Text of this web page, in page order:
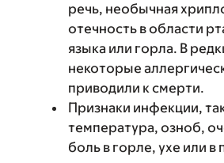
речь, необычная
отечность в области
языка или горла. В
некоторые
приводили к смерти.
Признаки инфекции,
температура, озноб,
боль в горле, ухе или в